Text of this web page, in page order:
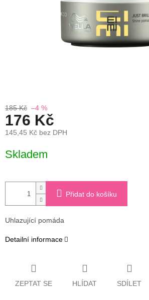
185 Kč –4 %
176 Kč
145,45 Kč bez DPH
cena:
Skladem
Přidat do košíku
Uhlazující pomáda
Detailní informace
ZEPTAT SE HLÍDAT SDÍLET